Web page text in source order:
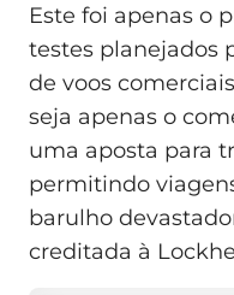
Este foi apenas o
testes planejados
de voos
seja apenas o
uma aposta para
permitindo
barulho
creditada à